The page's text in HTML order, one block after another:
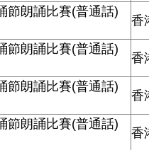
節朗誦比賽(普通話)
香
節朗誦比賽(普通話)
香
節朗誦比賽(普通話)
香
節朗誦比賽(普通話)
香